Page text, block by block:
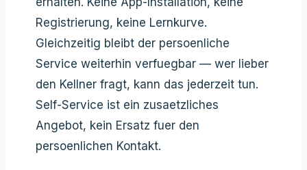
Registrierung, keine Lernkurve.
Gleichzeitig bleibt der persoenliche
Service weiterhin verfuegbar — wer lieber
den Kellner fragt, kann das jederzeit tun.
Self-Service ist ein zusaetzliches
Angebot, kein Ersatz fuer den
persoenlichen Kontakt.